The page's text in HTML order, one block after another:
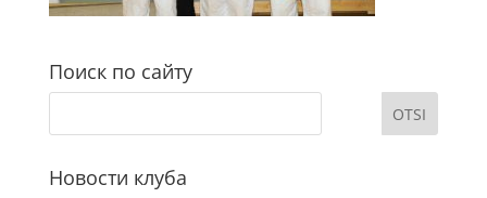
Поиск по сайту
Новости клуба